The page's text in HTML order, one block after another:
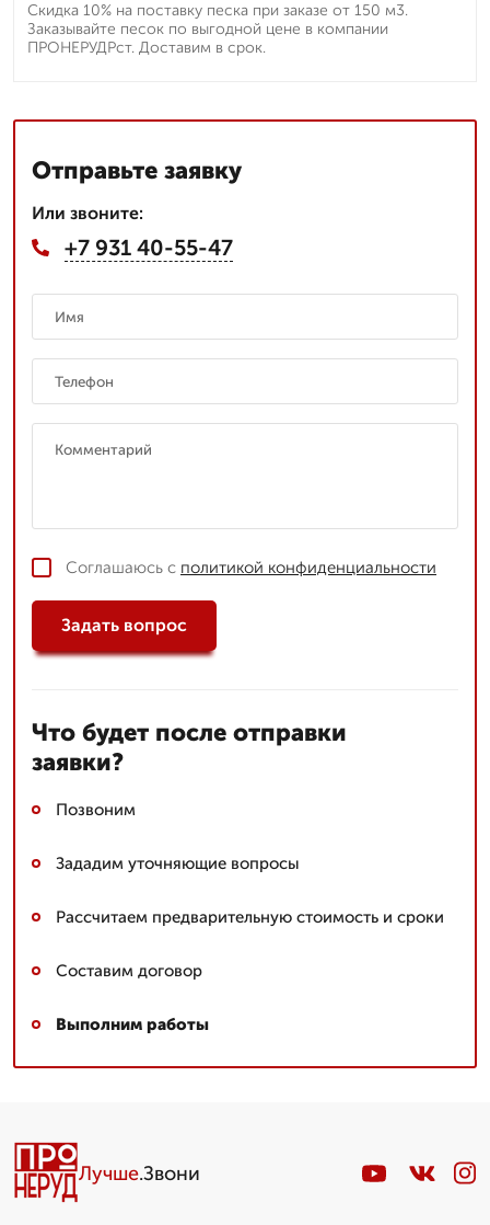
Скидка 10% на поставку песка при заказе от 150 м3.
Заказывайте песок по выгодной цене в компании
ПРОНЕРУДРст. Доставим в срок.
Отправьте заявку
Или звоните:
+7 931 40-55-47
Соглашаюсь с политикой конфиденциальности
Задать вопрос
Что будет после отправки
заявки?
Позвоним
Зададим уточняющие вопросы
Рассчитаем предварительную стоимость и сроки
Составим договор
Выполним работы
Лучше.Звони